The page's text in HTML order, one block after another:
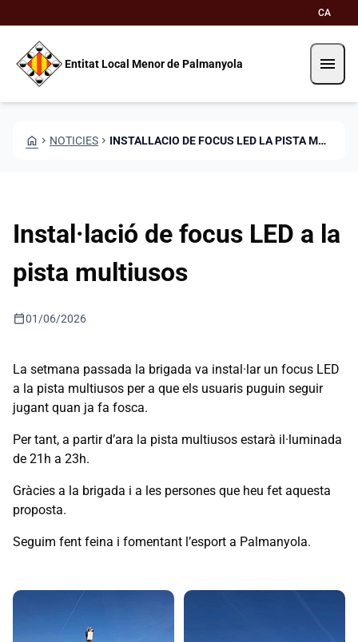
CA
Entitat Local Menor de Palmanyola menu
HOME CHEVRON_RIGHT NOTICIES CHEVRON_RIGHT INSTALLACIO DE FOCUS LED LA PISTA MULTIUSOS
Instal·lació de focus LED a la
pista multiusos
calendar_today01/06/2026
La setmana passada la brigada va instal·lar un focus LED
a la pista multiusos per a que els usuaris puguin seguir
jugant quan ja fa fosca.
Per tant, a partir d’ara la pista multiusos estarà il·luminada
de 21h a 23h.
Gràcies a la brigada i a les persones que heu fet aquesta
proposta.
Seguim fent feina i fomentant l’esport a Palmanyola.